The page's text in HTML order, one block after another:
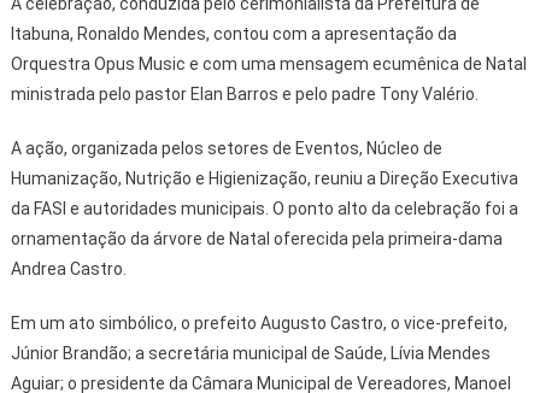
A celebração, conduzida pelo cerimonialista da Prefeitura de
Itabuna, Ronaldo Mendes, contou com a apresentação da
Orquestra Opus Music e com uma mensagem ecumênica de Natal
ministrada pelo pastor Elan Barros e pelo padre Tony Valério.
A ação, organizada pelos setores de Eventos, Núcleo de
Humanização, Nutrição e Higienização, reuniu a Direção Executiva
da FASI e autoridades municipais. O ponto alto da celebração foi a
ornamentação da árvore de Natal oferecida pela primeira-dama
Andrea Castro.
Em um ato simbólico, o prefeito Augusto Castro, o vice-prefeito,
Júnior Brandão; a secretária municipal de Saúde, Lívia Mendes
Aguiar; o presidente da Câmara Municipal de Vereadores, Manoel